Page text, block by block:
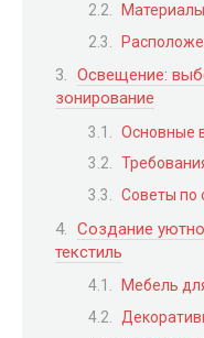
Освещение:
зонирование
Основные
Советы по
Создание
текстиль
Мебель